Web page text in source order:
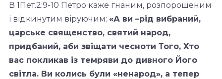
В 1Пет.2:9-10 Петро каже гнаним, розпорошеним
і відкинутим віруючим: «А ви –рід вибраний,
царське священство, святий народ,
придбаний, аби звіщати чесноти Того, Хто
вас покликав із темряви до дивного Його
світла. Ви колись були «ненарод», а тепер